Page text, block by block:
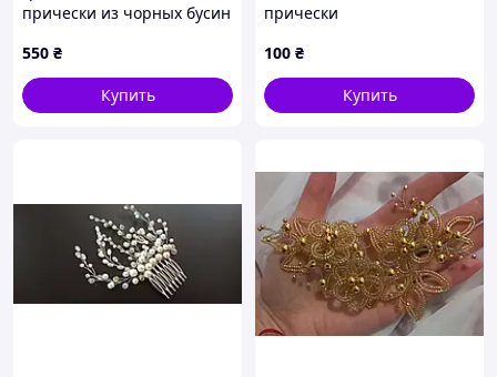
прически из чорных бусин
550 ₴
Купить
прически
100 ₴
Купить